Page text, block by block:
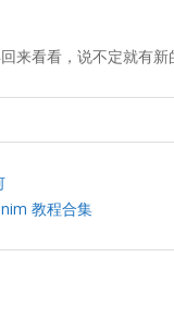
来看看，说不定就有新
教程合集